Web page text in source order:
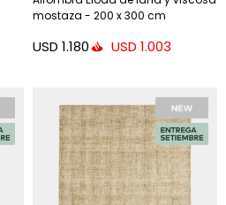
mostaza - 200 x 300 cm
USD 1.180 USD 1.003